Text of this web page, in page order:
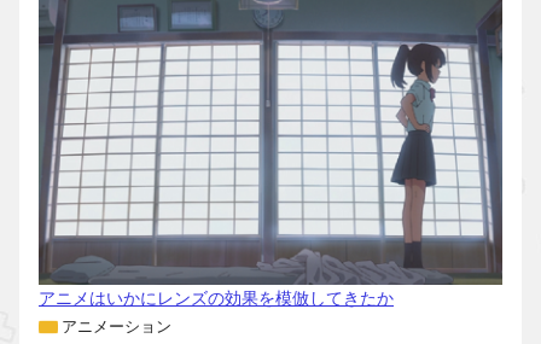
アニメはいかにレンズの効果を模倣してきたか
アニメーション